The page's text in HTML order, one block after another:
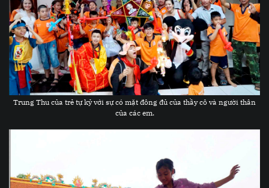
Trung Thu của trẻ tự kỷ với sự có mặt đông đủ của thầy cô và người thân
của các em.